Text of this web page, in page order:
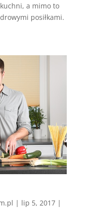
a mimo to
posiłkami.
| lip 5, 2017|